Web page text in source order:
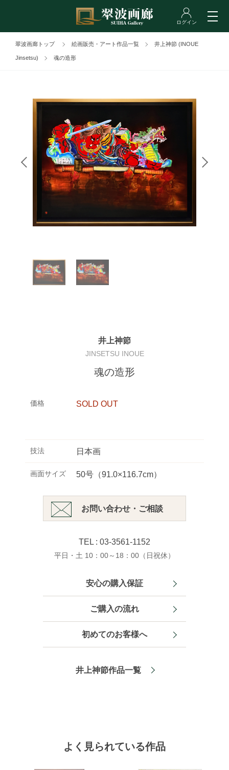
翠波画廊トップ 絵画販売・アート作品一覧 井上神節 (INOUE
Jinsetsu) 魂の造形
井上神節
JINSETSU INOUE
魂の造形
価格 SOLD OUT
技法 日本画
画面サイズ 50号（91.0×116.7cm）
お問い合わせ・ご相談
TEL : 03-3561-1152
平日・土 10：00～18：00（日祝休）
安心の購入保証
ご購入の流れ
初めてのお客様へ
井上神節作品一覧
よく見られている作品